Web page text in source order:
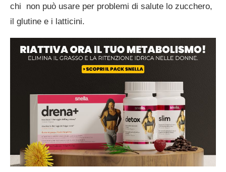
chi non può usare per problemi di salute lo zucchero,
il glutine e i latticini.